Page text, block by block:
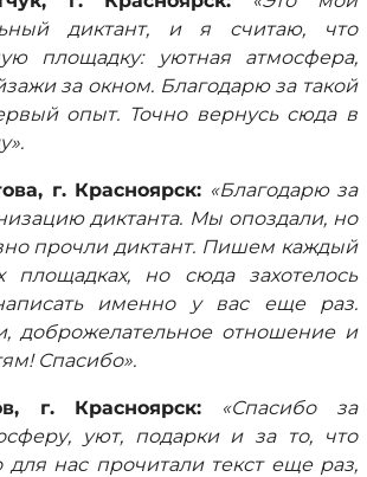
диктант, и я считаю, что
площадку: уютная атмосфера,
за окном. Благодарю за такой
опыт. Точно вернусь сюда в
г. Красноярск: «Благодарю за
диктанта. Мы опоздали, но
прочли диктант. Пишем каждый
площадках, но сюда захотелось
именно у вас еще раз.
доброжелательное отношение и
Спасибо».
г. Красноярск:
«Спасибо за
уют, подарки и за то, что
для нас прочитали текст еще раз,